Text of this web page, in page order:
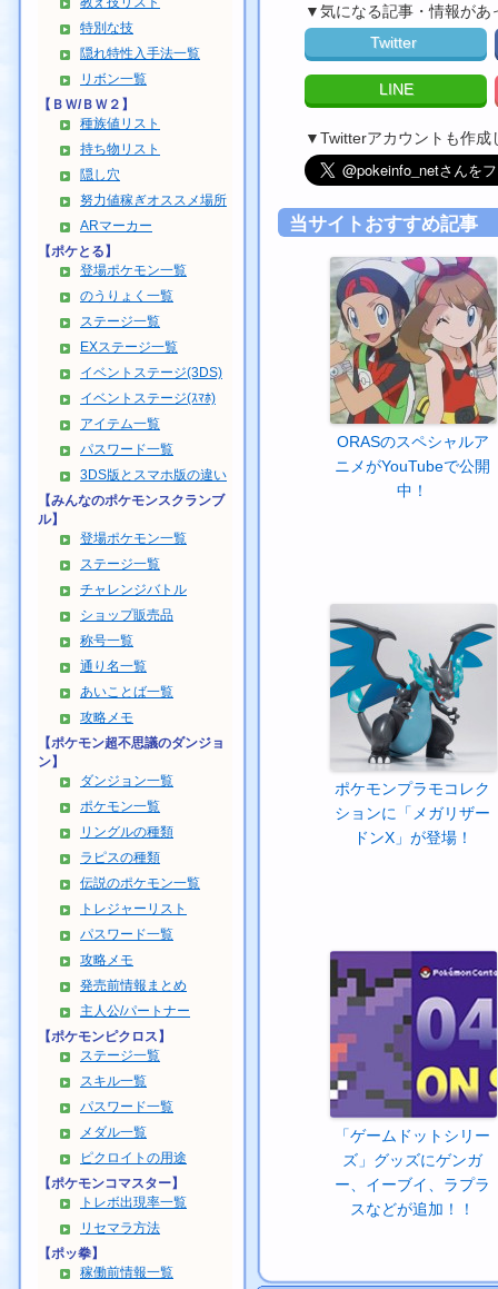
特別な技
隠れ特性入手法一覧
リボン一覧
【ＢＷ/ＢＷ２】
種族値リスト
持ち物リスト
隠し穴
努力値稼ぎオススメ場所
ARマーカー
【ポケとる】
登場ポケモン一覧
のうりょく一覧
ステージ一覧
EXステージ一覧
イベントステージ(3DS)
イベントステージ(ｽﾏﾎ)
アイテム一覧
パスワード一覧
3DS版とスマホ版の違い
【みんなのポケモンスクランブ
ル】
登場ポケモン一覧
ステージ一覧
チャレンジバトル
ショップ販売品
称号一覧
通り名一覧
あいことば一覧
攻略メモ
【ポケモン超不思議のダンジョ
ン】
ダンジョン一覧
ポケモン一覧
リングルの種類
ラピスの種類
伝説のポケモン一覧
トレジャーリスト
パスワード一覧
攻略メモ
発売前情報まとめ
主人公/パートナー
【ポケモンピクロス】
ステージ一覧
スキル一覧
パスワード一覧
メダル一覧
ピクロイトの用途
【ポケモンコマスター】
トレボ出現率一覧
リセマラ方法
【ポッ拳】
稼働前情報一覧
▼気になる記事・情報があ
Twitter
LINE
▼Twitterアカウントも作成
当サイトおすすめ記事
ORASのスペシャルア
ニメがYouTubeで公開
中！
ポケモンプラモコレク
ションに「メガリザー
ドンX」が登場！
「ゲームドットシリー
ズ」グッズにゲンガ
ー、イーブイ、ラプラ
スなどが追加！！